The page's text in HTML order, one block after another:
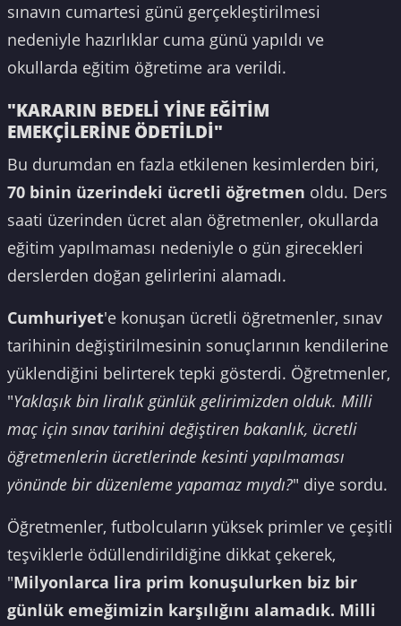
sınavın cumartesi günü gerçekleştirilmesi
nedeniyle hazırlıklar cuma günü yapıldı ve
okullarda eğitim öğretime ara verildi.
"KARARIN BEDELİ YİNE EĞİTİM
EMEKÇİLERİNE ÖDETİLDİ"
Bu durumdan en fazla etkilenen kesimlerden biri,
70 binin üzerindeki ücretli öğretmen oldu. Ders
saati üzerinden ücret alan öğretmenler, okullarda
eğitim yapılmaması nedeniyle o gün girecekleri
derslerden doğan gelirlerini alamadı.
Cumhuriyet'e konuşan ücretli öğretmenler, sınav
tarihinin değiştirilmesinin sonuçlarının kendilerine
yüklendiğini belirterek tepki gösterdi. Öğretmenler,
"Yaklaşık bin liralık günlük gelirimizden olduk. Milli
maç için sınav tarihini değiştiren bakanlık, ücretli
öğretmenlerin ücretlerinde kesinti yapılmaması
yönünde bir düzenleme yapamaz mıydı?" diye sordu.
Öğretmenler, futbolcuların yüksek primler ve çeşitli
teşviklerle ödüllendirildiğine dikkat çekerek,
"Milyonlarca lira prim konuşulurken biz bir
günlük emeğimizin karşılığını alamadık. Milli